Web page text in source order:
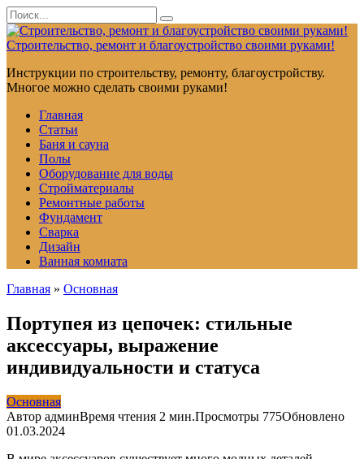
Перейти
к
контенту
Search
for:
Строительство, ремонт и благоустройство своими руками!
Инструкции по строительству, ремонту, благоустройству.
Многое можно сделать своими руками!
Главная
Статьи
Баня и сауна
Полы
Оборудование для воды
Стройматериалы
Ремонтные работы
Фундамент
Сварка
Дизайн
Ванная комната
Главная » Основная
Портупея из цепочек: стильные
аксессуары, выражение
индивидуальности и статуса
Основная
Автор админВремя чтения 2 мин.Просмотры 775Обновлено
01.03.2024